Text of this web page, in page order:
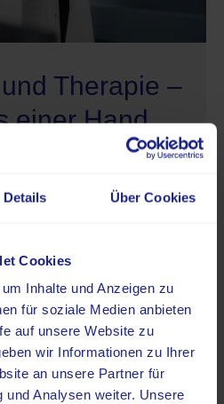
Details Über Cookies
Cookies
Inhalte und Anzeigen zu
für soziale Medien anbieten
auf unsere Website zu
wir Informationen zu Ihrer
an unsere Partner für
und Analysen weiter. Unsere
Therapie –
einer Hand
– Diagnostik und
Angebot für die
Therapie sowie einen
maßgeschneiderter
die wirklich passt. Mit
Ansatz sorgen wir für eine
zwischen Untersuchung,
um Ihnen die
zu ermöglichen.